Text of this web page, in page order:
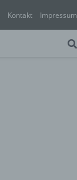
Kontakt Impressum